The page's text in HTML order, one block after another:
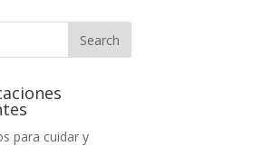
para cuidar y